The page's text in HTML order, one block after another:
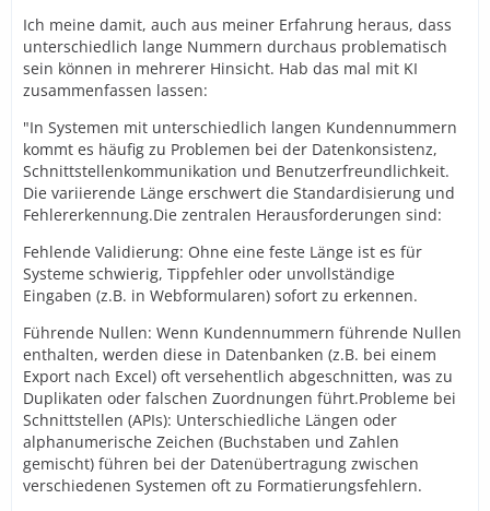
Ich meine damit, auch aus meiner Erfahrung heraus, dass
unterschiedlich lange Nummern durchaus problematisch
sein können in mehrerer Hinsicht. Hab das mal mit KI
zusammenfassen lassen:
"In Systemen mit unterschiedlich langen Kundennummern
kommt es häufig zu Problemen bei der Datenkonsistenz,
Schnittstellenkommunikation und Benutzerfreundlichkeit.
Die variierende Länge erschwert die Standardisierung und
Fehlererkennung.Die zentralen Herausforderungen sind:
Fehlende Validierung: Ohne eine feste Länge ist es für
Systeme schwierig, Tippfehler oder unvollständige
Eingaben (z.B. in Webformularen) sofort zu erkennen.
Führende Nullen: Wenn Kundennummern führende Nullen
enthalten, werden diese in Datenbanken (z.B. bei einem
Export nach Excel) oft versehentlich abgeschnitten, was zu
Duplikaten oder falschen Zuordnungen führt.Probleme bei
Schnittstellen (APIs): Unterschiedliche Längen oder
alphanumerische Zeichen (Buchstaben und Zahlen
gemischt) führen bei der Datenübertragung zwischen
verschiedenen Systemen oft zu Formatierungsfehlern.